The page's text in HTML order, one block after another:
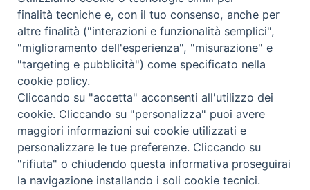
Privacy Policy Trasparenza
Termini e Condizioni
Informativa per il trattamento dei dati personali
Cookie Policy
finalità tecniche e, con il tuo consenso, anche per
altre finalità ("interazioni e funzionalità semplici",
"miglioramento dell'esperienza", "misurazione" e
"targeting e pubblicità") come specificato nella
cookie policy.
Cliccando su "accetta" acconsenti all'utilizzo dei
cookie. Cliccando su "personalizza" puoi avere
maggiori informazioni sui cookie utilizzati e
personalizzare le tue preferenze. Cliccando su
"rifiuta" o chiudendo questa informativa proseguirai
la navigazione installando i soli cookie tecnici.